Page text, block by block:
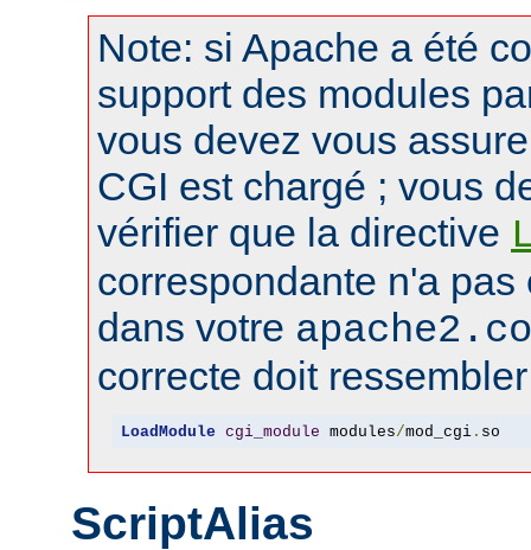
Note: si Apache a été
support des modules
vous devez vous
CGI est chargé ; vous
vérifier que la directive
correspondante n'a pas
dans votre
correcte doit
LoadModule cgi_module modules/mod_cgi. so
ScriptAlias